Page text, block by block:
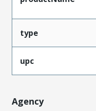
type
upc
Agency